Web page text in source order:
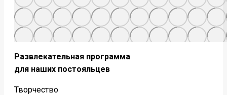
Развлекательная программа
для наших постояльцев
Творчество